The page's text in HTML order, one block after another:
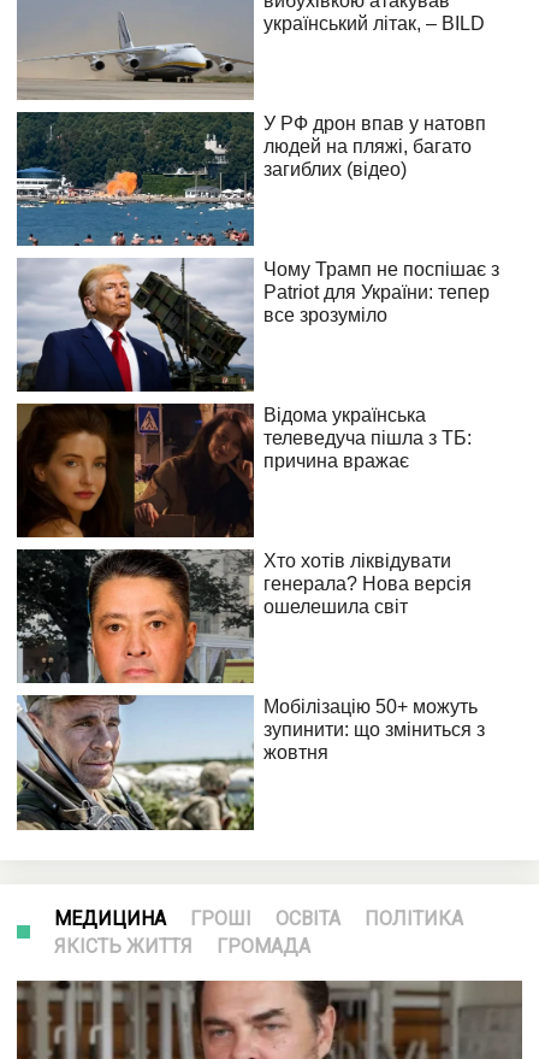
МЕДИЦИНА ГРОШІ ОСВІТА
ПОЛІТИКА
ЯКІСТЬ ЖИТТЯ
ГРОМАДА